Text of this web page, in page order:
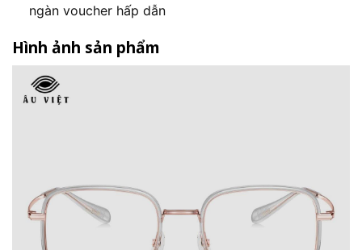
ngàn voucher hấp dẫn
Hình ảnh sản phẩm